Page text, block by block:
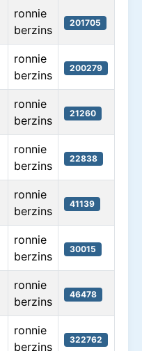
ronnie
berzins
201705
ronnie
berzins
200279
ronnie
berzins
21260
ronnie
berzins
22838
ronnie
berzins
41139
ronnie
berzins
30015
ronnie
berzins
46478
ronnie
berzins
322762